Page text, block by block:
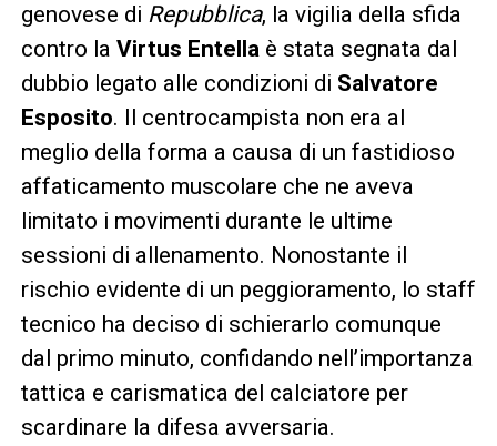
genovese di Repubblica, la vigilia della sfida
contro la Virtus Entellaè stata segnata dal
dubbio legato alle condizioni di Salvatore
Esposito. Il centrocampista non era al
meglio della forma a causa di un fastidioso
affaticamento muscolare che ne aveva
limitato i movimenti durante le ultime
sessioni di allenamento. Nonostante il
rischio evidente di un peggioramento, lo staff
tecnico ha deciso di schierarlo comunque
dal primo minuto, confidando nell’importanza
tattica e carismatica del calciatore per
scardinare la difesa avversaria.